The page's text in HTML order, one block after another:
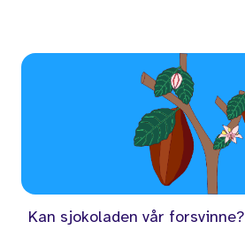
Kan sjokoladen vår forsvinne?